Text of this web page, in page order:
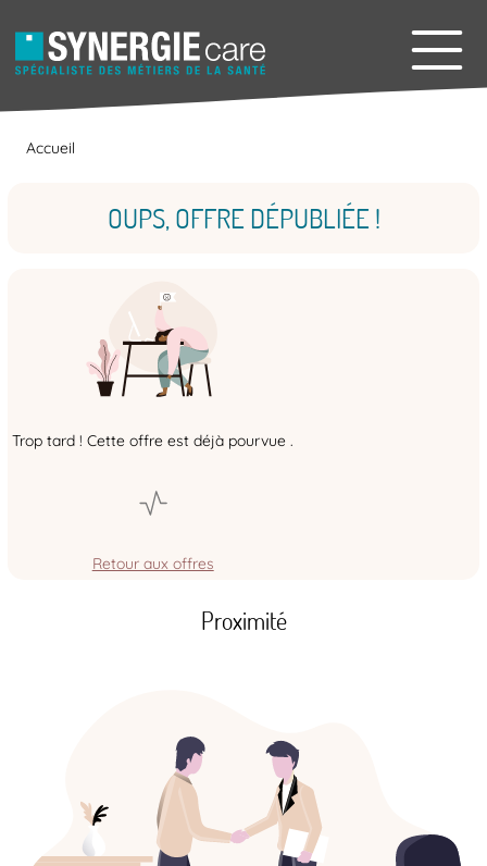
Accueil
OUPS, OFFRE DÉPUBLIÉE !
Trop tard ! Cette offre est déjà pourvue .
Retour aux offres
Proximité